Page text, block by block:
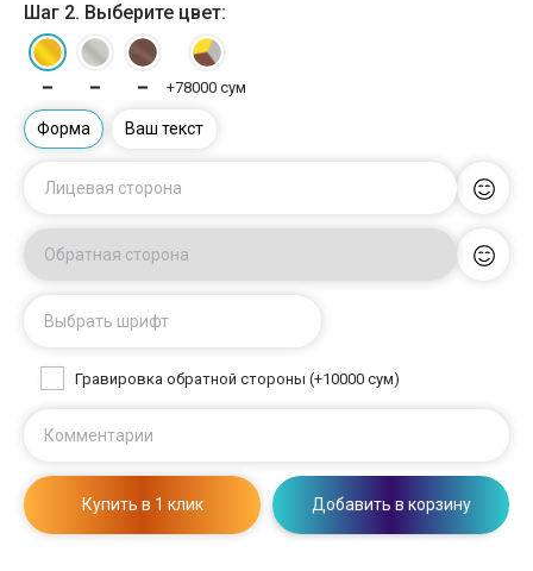
Шаг 2. Выберите цвет:
━ ━ ━ +78000 сум
Форма Ваш текст
Лицевая сторона
Обратная сторона
Выбрать шрифт
Гравировка обратной стороны (+10000 сум)
Комментарии
Купить в 1 клик Добавить в корзину